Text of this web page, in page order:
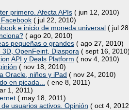
primero. Afecta APIs ( jun 12, 2010)
( jul 22, 2010)
e inicio de moneda universal ( jul
( ago 20, 2010)
pequeñas o grandes ( ago 27, 2010)
3D, OpenFeint, Diaspora ( sept 16, 2010)
API y Deals Platform ( nov 4, 2010)
( nov 18, 2010)
Oracle, niños y iPad ( nov 24, 2010)
en picada...
( ene 8, 2011)
1, 2011)
( may 18, 2011)
usuarios activos. Opinión ( oct 4,